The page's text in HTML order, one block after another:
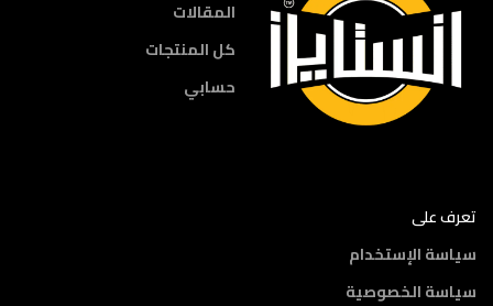
المقالات
كل المنتجات
حسابي
تعرف على
سياسة الإستخدام
سياسة الخصوصية